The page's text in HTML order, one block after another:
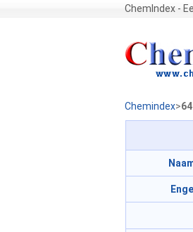
ChemIndex -
Chemindex>